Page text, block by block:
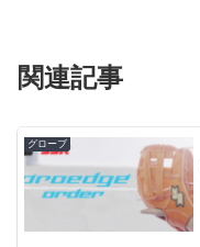
関連記事
グローブ